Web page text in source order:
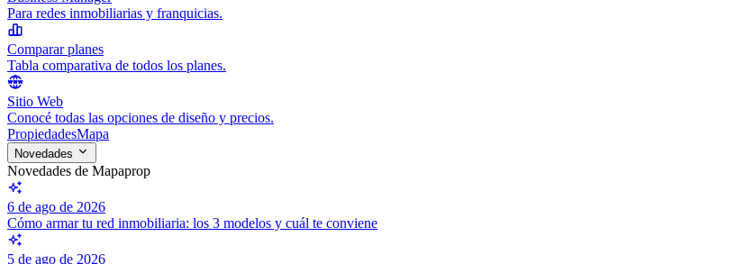
Para redes inmobiliarias y franquicias.
Comparar planes
Tabla comparativa de todos los planes.
Sitio Web
Conocé todas las opciones de diseño y precios.
PropiedadesMapa
Novedades
Novedades de Mapaprop
6 de ago de 2026
Cómo armar tu red inmobiliaria: los 3 modelos y cuál te conviene
5 de ago de 2026